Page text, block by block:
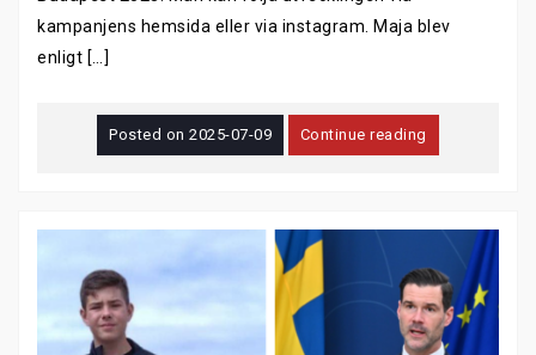
kampanjens hemsida eller via instagram. Maja blev
enligt […]
Posted on2025-07-09 Continue reading